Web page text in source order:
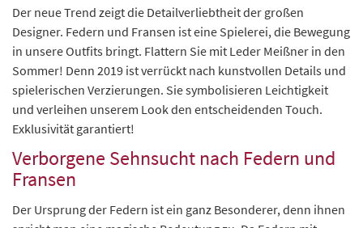
Der neue Trend zeigt die Detailverliebtheit der großen
Designer. Federn und Fransen ist eine Spielerei, die Bewegung
in unsere Outfits bringt. Flattern Sie mit Leder Meißner in den
Sommer! Denn 2019 ist verrückt nach kunstvollen Details und
spielerischen Verzierungen. Sie symbolisieren Leichtigkeit
und verleihen unserem Look den entscheidenden Touch.
Exklusivität garantiert!
Verborgene Sehnsucht nach Federn und
Fransen
Der Ursprung der Federn ist ein ganz Besonderer, denn ihnen